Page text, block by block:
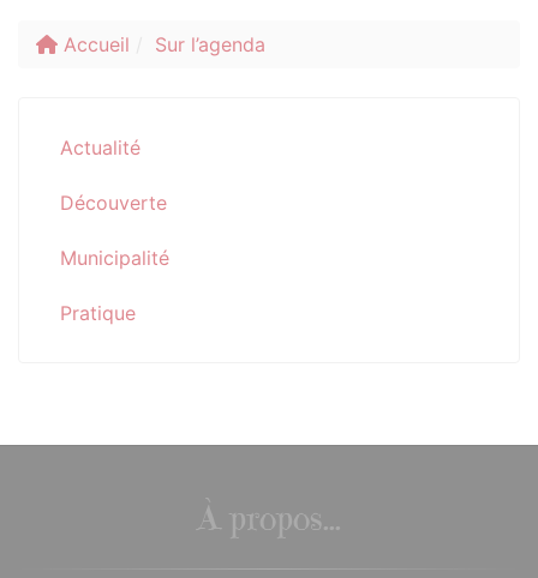
Accueil Sur l’agenda
Actualité
Découverte
Municipalité
Pratique
À propos...